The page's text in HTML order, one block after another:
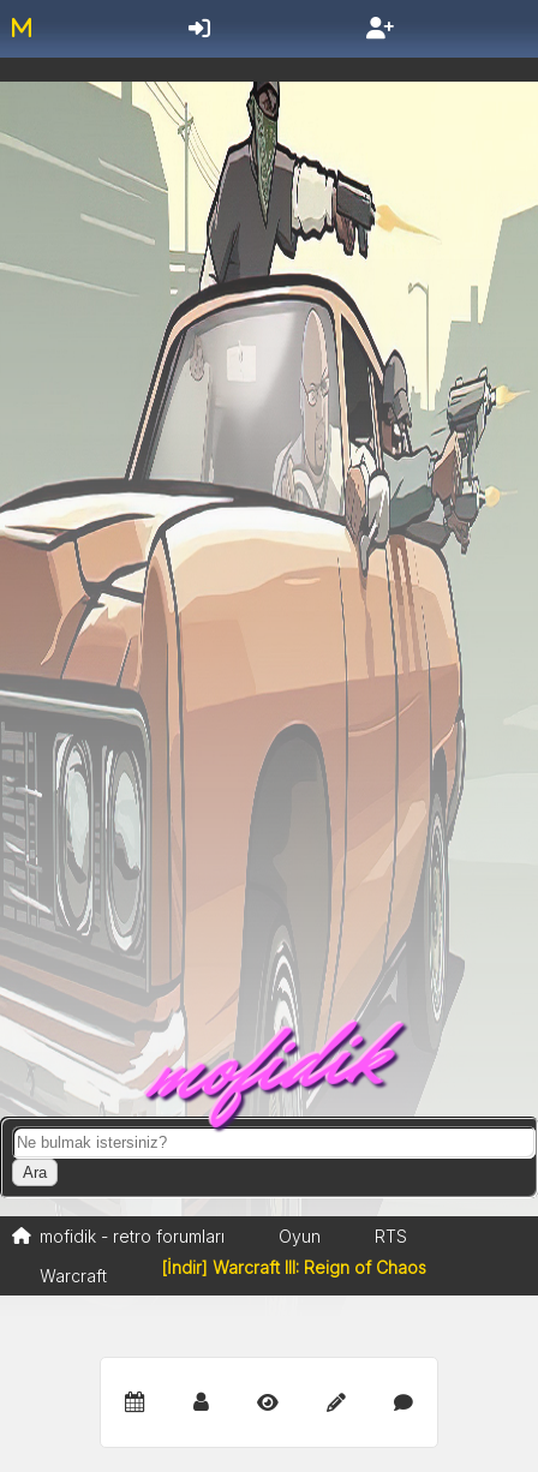
mofidik
mofidik - retro forumları Oyun
RTS
Warcraft
[İndir] Warcraft III: Reign of Chaos